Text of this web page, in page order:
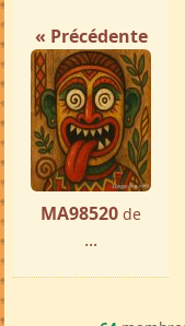
« Précédente
MA98520 de
...